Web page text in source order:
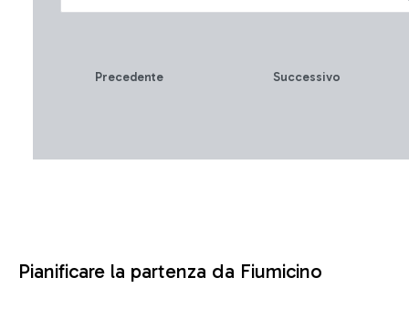
Precedente Successivo
Pianificare la partenza da Fiumicino